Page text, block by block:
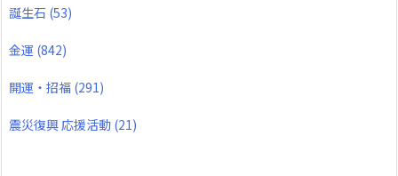
誕生石 (53)
金運 (842)
開運・招福 (291)
震災復興 応援活動 (21)